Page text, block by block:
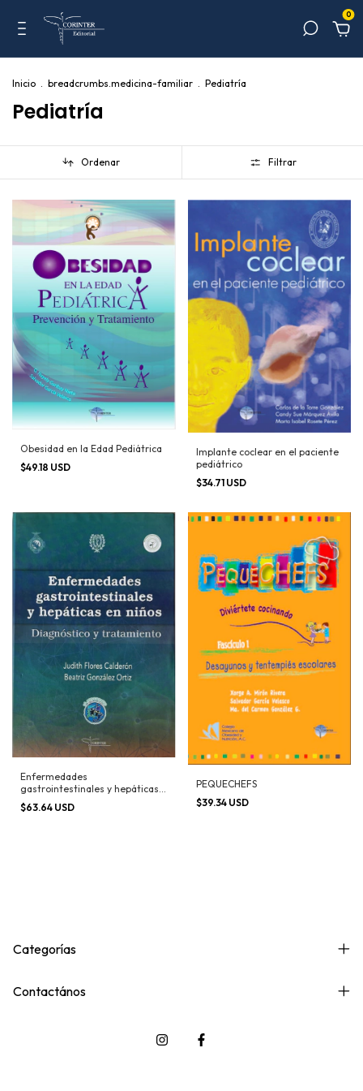
0
Inicio . breadcrumbs.medicina-familiar . Pediatría
Pediatría
Ordenar Filtrar
Obesidad en la Edad Pediátrica
$49.18 USD
Implante coclear en el paciente
pediátrico
$34.71 USD
Enfermedades
gastrointestinales y hepáticas
en niños
$63.64 USD
PEQUECHEFS
$39.34 USD
Categorías
Contactános